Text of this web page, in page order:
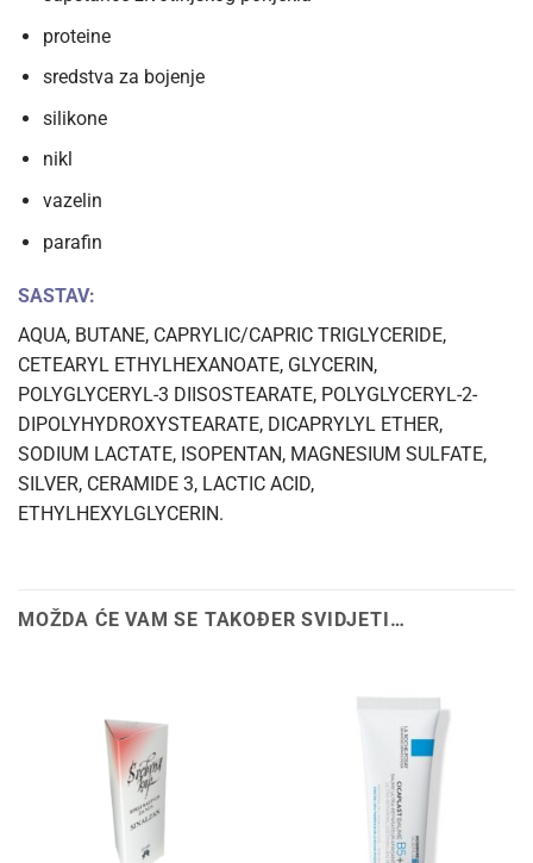
proteine
sredstva za bojenje
silikone
nikl
vazelin
parafin
SASTAV:
AQUA, BUTANE, CAPRYLIC/CAPRIC TRIGLYCERIDE,
CETEARYL ETHYLHEXANOATE, GLYCERIN,
POLYGLYCERYL-3 DIISOSTEARATE, POLYGLYCERYL-2-
DIPOLYHYDROXYSTEARATE, DICAPRYLYL ETHER,
SODIUM LACTATE, ISOPENTAN, MAGNESIUM SULFATE,
SILVER, CERAMIDE 3, LACTIC ACID,
ETHYLHEXYLGLYCERIN.
MOŽDA ĆE VAM SE TAKOĐER SVIDJETI…